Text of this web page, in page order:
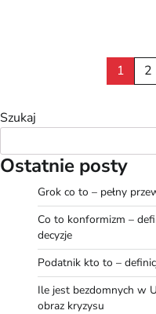
Stronicowanie
1 2
Szukaj
Ostatnie posty
Grok co to – pełny
Co to konformizm –
decyzje
Podatnik kto to –
Ile jest bezdomnych w
obraz kryzysu